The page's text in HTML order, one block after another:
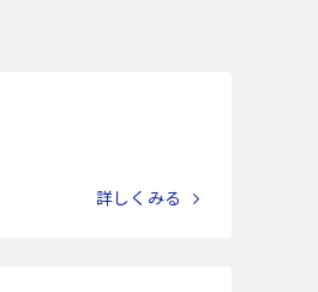
詳しくみる